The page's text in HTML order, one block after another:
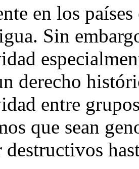
en los
Sin
derecho
entre
que sean
destructivos